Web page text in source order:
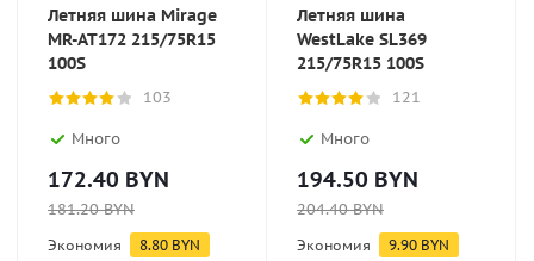
Летняя шина Mirage
MR-AT172 215/75R15
100S
103
Много
172.40 BYN
181.20BYN
Экономия 8.80 BYN
Летняя шина
WestLake SL369
215/75R15 100S
121
Много
194.50 BYN
204.40BYN
Экономия 9.90 BYN